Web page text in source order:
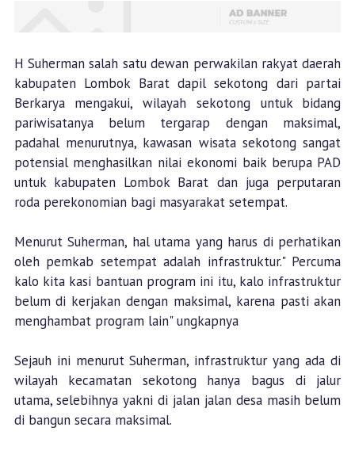
H Suherman salah satu dewan perwakilan rakyat daerah
kabupaten Lombok Barat dapil sekotong dari partai
Berkarya mengakui, wilayah sekotong untuk bidang
pariwisatanya belum tergarap dengan maksimal,
padahal menurutnya, kawasan wisata sekotong sangat
potensial menghasilkan nilai ekonomi baik berupa PAD
untuk kabupaten Lombok Barat dan juga perputaran
roda perekonomian bagi masyarakat setempat.
Menurut Suherman, hal utama yang harus di perhatikan
oleh pemkab setempat adalah infrastruktur." Percuma
kalo kita kasi bantuan program ini itu, kalo infrastruktur
belum di kerjakan dengan maksimal, karena pasti akan
menghambat program lain" ungkapnya
Sejauh ini menurut Suherman, infrastruktur yang ada di
wilayah kecamatan sekotong hanya bagus di jalur
utama, selebihnya yakni di jalan jalan desa masih belum
di bangun secara maksimal.